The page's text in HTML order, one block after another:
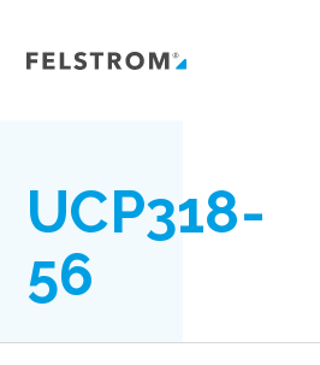
inhoud
UCP318-
56